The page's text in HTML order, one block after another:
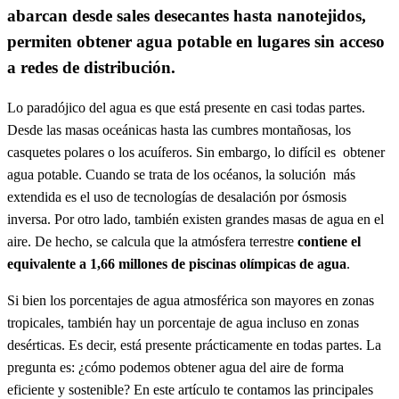
abarcan desde sales desecantes hasta nanotejidos,
permiten obtener agua potable en lugares sin acceso
a redes de distribución.
Lo paradójico del agua es que está presente en casi todas partes.
Desde las masas oceánicas hasta las cumbres montañosas, los
casquetes polares o los acuíferos. Sin embargo, lo difícil es obtener
agua potable. Cuando se trata de los océanos, la solución más
extendida es el uso de tecnologías de desalación por ósmosis
inversa. Por otro lado, también existen grandes masas de agua en el
aire. De hecho, se calcula que la atmósfera terrestre contiene el
equivalente a 1,66 millones de piscinas olímpicas de agua.
Si bien los porcentajes de agua atmosférica son mayores en zonas
tropicales, también hay un porcentaje de agua incluso en zonas
desérticas. Es decir, está presente prácticamente en todas partes. La
pregunta es: ¿cómo podemos obtener agua del aire de forma
eficiente y sostenible? En este artículo te contamos las principales